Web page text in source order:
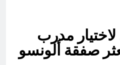
مدرب
صفقة ألونسو